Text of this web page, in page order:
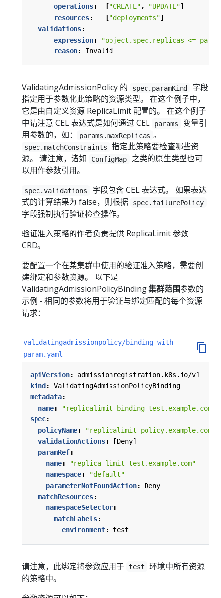
operations: ["CREATE", "UPDATE"]
resources: ["deployments"]
validations:
- expression:
"object.spec.replicas <=
reason: Invalid
ValidatingAdmissionPolicy 的 spec.paramKind
字段
指定用于参数化此策略的资源类型。 在这个例子中，
它是由自定义资源 ReplicaLimit 配置的。 在这个例子
中请注意 CEL 表达式是如何通过 CEL
params
变量引
用参数的，如：
params.maxReplicas 。
spec.matchConstraints
指定此策略要检查哪些资
源。 请注意，诸如
ConfigMap
之类的原生类型也可
以用作参数引用。
spec.validations
字段包含 CEL 表达式。 如果表达
式的计算结果为 false，则根据
spec.failurePolicy
字段强制执行验证检查操作。
验证准入策略的作者负责提供 ReplicaLimit 参数
CRD。
要配置一个在某集群中使用的验证准入策略，需要创
建绑定和参数资源。 以下是
ValidatingAdmissionPolicyBinding集群范围参数的
示例 - 相同的参数将用于验证与绑定匹配的每个资源
请求：
validatingadmissionpolicy/binding-with-
param.yaml
apiVersion:
admissionregistration.k8s.io/v1
kind :
ValidatingAdmissionPolicyBinding
metadata:
name:
"replicalimit-binding-test.example.com"
spec:
policyName:
"replicalimit-policy.example.com"
validationActions: [Deny]
paramRef:
name:
"replica-limit-test.example.com"
namespace:
"default"
parameterNotFoundAction:
Deny
matchResources:
namespaceSelector:
matchLabels:
environment: test
请注意，此绑定将参数应用于 test
环境中所有资源
的策略中。